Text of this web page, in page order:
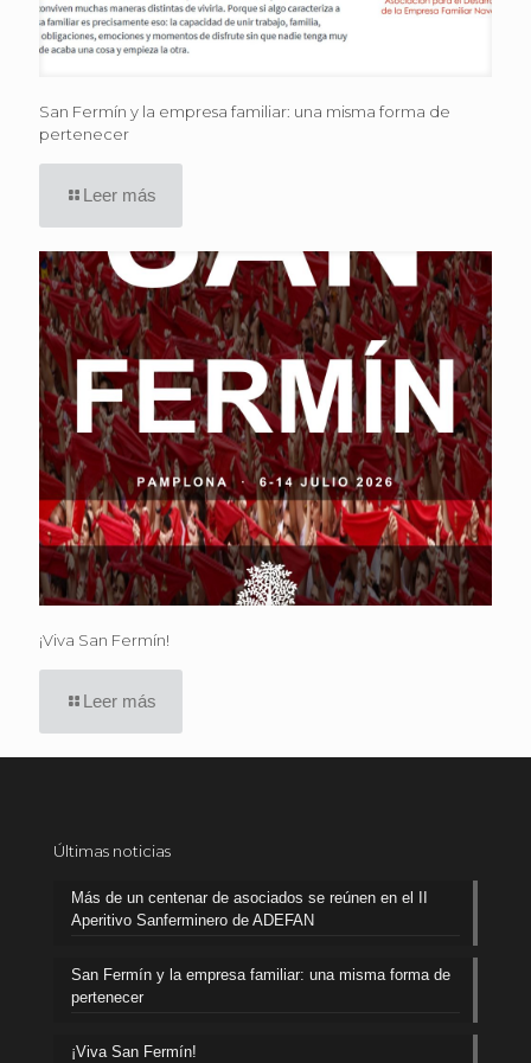
San Fermín y la empresa familiar: una misma forma de
pertenecer
Leer más
¡Viva San Fermín!
Leer más
Últimas noticias
Más de un centenar de asociados se reúnen en el II
Aperitivo Sanferminero de ADEFAN
San Fermín y la empresa familiar: una misma forma de
pertenecer
¡Viva San Fermín!